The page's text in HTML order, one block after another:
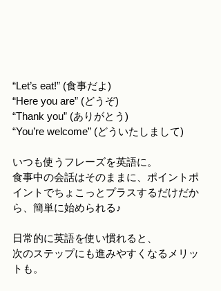
“Let’s eat!” (食事だよ)
“Here you are” (どうぞ)
“Thank you” (ありがとう)
“You’re welcome” (どういたしまして)
いつも使うフレーズを英語に。
食事中の会話はそのままに、ポイントポ
イントでちょこっとプラスするだけだか
ら、簡単に始められる♪
日常的に英語を使い慣れると、
次のステップにも進みやすくなるメリッ
トも。